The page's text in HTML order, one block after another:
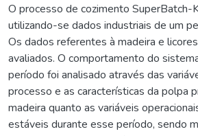
O processo de cozimento SuperBatch-
utilizando-se dados industriais de um
Os dados referentes à madeira e
avaliados. O comportamento do
período foi analisado através das
processo e as características da polpa
madeira quanto as variáveis
estáveis durante esse período, sendo